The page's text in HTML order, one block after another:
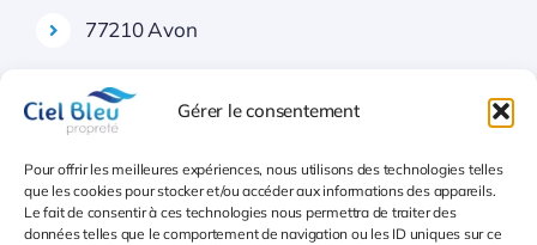
Gérer le consentement
Pour offrir les meilleures expériences, nous utilisons des technologies telles
que les cookies pour stocker et/ou accéder aux informations des appareils.
Le fait de consentir à ces technologies nous permettra de traiter des
données telles que le comportement de navigation ou les ID uniques sur ce
77210 Avon
77480 Baby
77700 Bailly-Romainvilliers (SANVE)